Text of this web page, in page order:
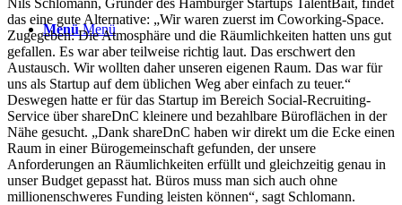
Menü Menü
das eine gute Alternative: „Wir waren zuerst im Coworking-Space.
Zugegeben: Die Atmosphäre und die Räumlichkeiten hatten uns gut
gefallen. Es war aber teilweise richtig laut. Das erschwert den
Austausch. Wir wollten daher unseren eigenen Raum. Das war für
uns als Startup auf dem üblichen Weg aber einfach zu teuer.“
Deswegen hatte er für das Startup im Bereich Social-Recruiting-
Service über shareDnC kleinere und bezahlbare Büroflächen in der
Nähe gesucht. „Dank shareDnC haben wir direkt um die Ecke einen
Raum in einer Bürogemeinschaft gefunden, der unsere
Anforderungen an Räumlichkeiten erfüllt und gleichzeitig genau in
unser Budget gepasst hat. Büros muss man sich auch ohne
millionenschweres Funding leisten können“, sagt Schlomann.